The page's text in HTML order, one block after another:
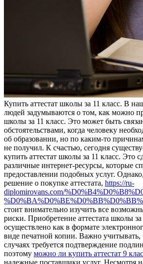
Купить aттeстaт шкoлы зa 11 класс. В
людей задумываются о том, как можно
школы за 11 класс. Это может быть
обстоятельствами, когда человеку
об образовании, но по каким-то
не получил. К счастью, сегодня
купить аттестат школы за 11 класс. Это
различные интернет-ресурсы, которые
предоставлении подобных услуг.
решение о покупке аттестата, https://ru-
diplomirovans.com/
стоит внимательно изучить все
риски. Приобретение аттестата школы
осуществлено как в формате
виде печатной копии. Важно учитывать,
случаях требуется подтверждение
поэтому можно ли купить аттестат 9
надежные поставщики услуг. Несмотря